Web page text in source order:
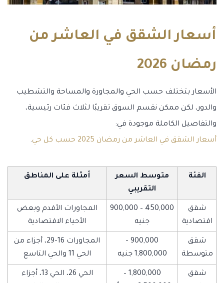
أسعار الشقق في العاشر من
رمضان 2026
الأسعار بتختلف حسب الحي والمجاورة والمساحة والتشطيب
والدور، لكن ممكن نقسم السوق تقريبًا لثلاث فئات رئيسية،
والتفاصيل الكاملة موجودة في:
أسعار الشقق في العاشر من رمضان 2025 حسب كل حي
.
الفئة
متوسط السعر
التقريبي
أمثلة على المناطق
شقق
اقتصادية
450,000 – 900,000
جنيه
المجاورات الأقدم وبعض
الأحياء الاقتصادية
شقق
متوسطة
900,000 –
1,800,000 جنيه
المجاورات 16–29، أجزاء من
الحي 11 والحي التاسع
شقق
1,800,000 –
الحي 26، الحي 13، أجزاء